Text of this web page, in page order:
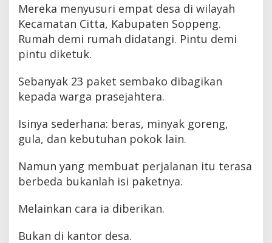
Mereka menyusuri empat desa di wilayah
Kecamatan Citta, Kabupaten Soppeng.
Rumah demi rumah didatangi. Pintu demi
pintu diketuk.
Sebanyak 23 paket sembako dibagikan
kepada warga prasejahtera.
Isinya sederhana: beras, minyak goreng,
gula, dan kebutuhan pokok lain.
Namun yang membuat perjalanan itu terasa
berbeda bukanlah isi paketnya.
Melainkan cara ia diberikan.
Bukan di kantor desa.